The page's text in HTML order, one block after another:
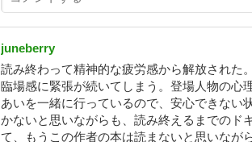
juneberry
読み終わって精神的な疲労感から解放された
臨場感に緊張が続いてしまう。登場人物の心
あいを一緒に行っているので、安心できない
かないと思いながらも、読み終えるまでのド
て、もうこの作者の本は読まないと思いなが